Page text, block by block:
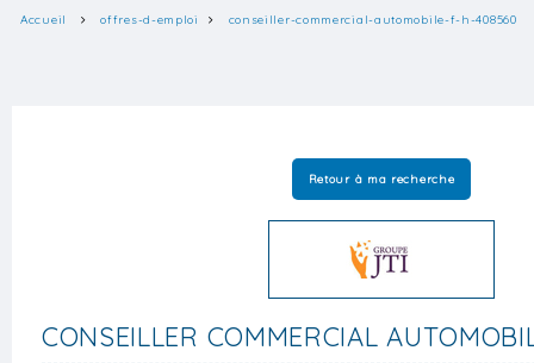
Accueil offres-d-emploi conseiller-commercial-automobile-f-h-408560
Retour à ma recherche
CONSEILLER COMMERCIAL